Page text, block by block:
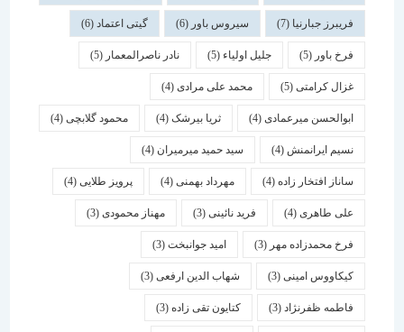
فریبرز جبارنیا(7) سیروس باور(6) گیتی اعتماد(6)
فرخ باور(5) جلیل اولیاء(5) نادر ناصرالمعمار (5)
غزال کرامتی(5) محمد علی مرادی(4)
ابوالحسن میرعمادی(4) ثریا بیرشک(4) محمود گلابچی(4)
نسیم ایرانمنش(4) سید حمید میرمیران(4)
ساناز افتخار زاده(4) مهرداد بهمنی (4) پرویز طلایی(4)
علی طاهری(4) فرید نائینی(3) مهناز محمودی(3)
فرخ محمدزاده مهر(3) امید جوانبخت(3)
کیکاووس امینی(3) شهاب الدین ارفعی(3)
فاطمه ظفرنژاد(3) کتایون تقی زاده(3)